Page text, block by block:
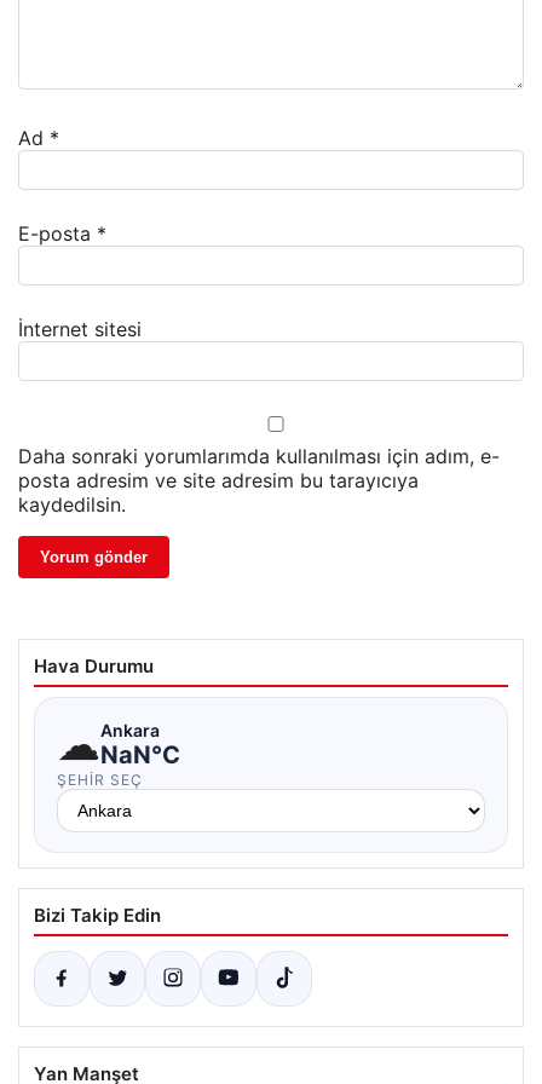
Ad *
E-posta *
İnternet sitesi
Daha sonraki yorumlarımda kullanılması için adım, e-
posta adresim ve site adresim bu tarayıcıya
kaydedilsin.
Hava Durumu
☁Ankara
NaN°C
ŞEHIR SEÇ
Bizi Takip Edin
Yan Manşet